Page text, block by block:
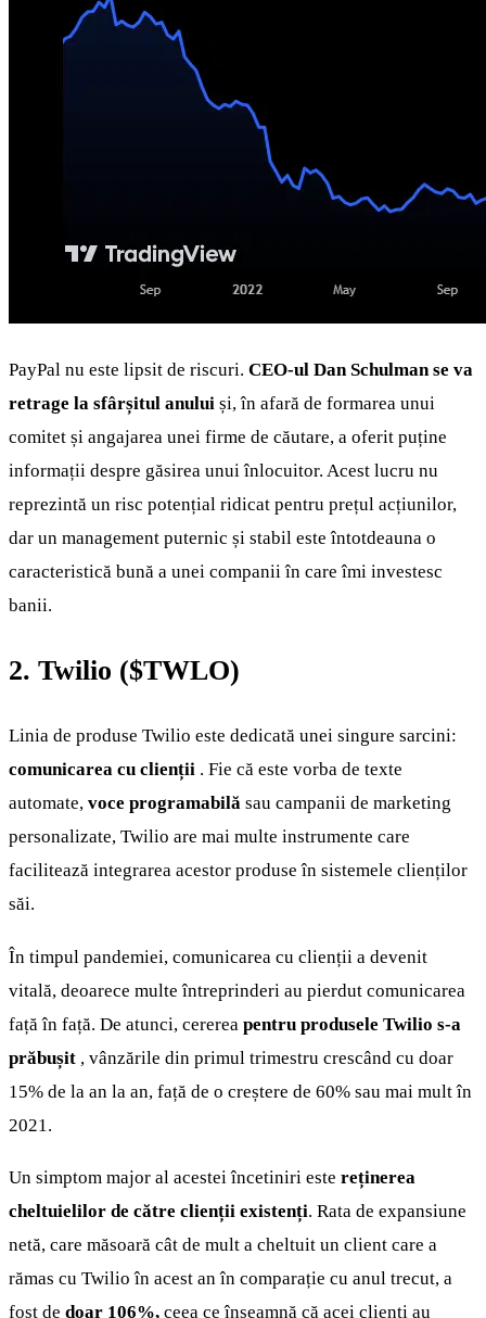
PayPal nu este lipsit de riscuri. CEO-ul Dan Schulman se va
retrage la sfârșitul anului și, în afară de formarea unui
comitet și angajarea unei firme de căutare, a oferit puține
informații despre găsirea unui înlocuitor. Acest lucru nu
reprezintă un risc potențial ridicat pentru prețul acțiunilor,
dar un management puternic și stabil este întotdeauna o
caracteristică bună a unei companii în care îmi investesc
banii.
2. Twilio ($TWLO)
Linia de produse Twilio este dedicată unei singure sarcini:
comunicarea cu clienții . Fie că este vorba de texte
automate, voce programabilă sau campanii de marketing
personalizate, Twilio are mai multe instrumente care
facilitează integrarea acestor produse în sistemele clienților
săi.
În timpul pandemiei, comunicarea cu clienții a devenit
vitală, deoarece multe întreprinderi au pierdut comunicarea
față în față. De atunci, cererea pentru produsele Twilio s-a
prăbușit , vânzările din primul trimestru crescând cu doar
15% de la an la an, față de o creștere de 60% sau mai mult în
2021.
Un simptom major al acestei încetiniri este reținerea
cheltuielilor de către clienții existenți. Rata de expansiune
netă, care măsoară cât de mult a cheltuit un client care a
rămas cu Twilio în acest an în comparație cu anul trecut, a
fost de doar 106%, ceea ce înseamnă că acei clienți au